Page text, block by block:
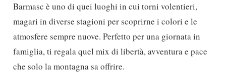
Barmasc è uno di quei luoghi in cui torni volentieri,
magari in diverse stagioni per scoprirne i colori e le
atmosfere sempre nuove. Perfetto per una giornata in
famiglia, ti regala quel mix di libertà, avventura e pace
che solo la montagna sa offrire.